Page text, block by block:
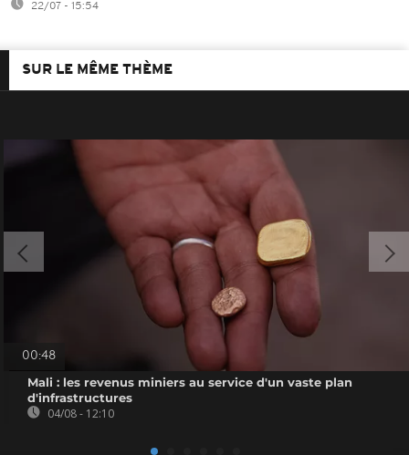
22/07 - 15:54
SUR LE MÊME THÈME
00:48
Mali : les revenus miniers au service d'un vaste plan
d'infrastructures
04/08 - 12:10